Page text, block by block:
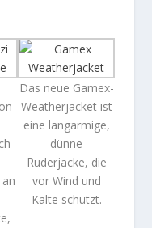
Das neue Gamex-
Weatherjacket ist
eine langarmige,
dünne
Ruderjacke, die
vor Wind und
Kälte schützt.